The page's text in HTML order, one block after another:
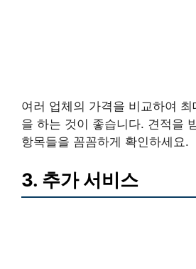
여러 업체의 가격을 비교하여
을 하는 것이 좋습니다. 견적을
항목들을 꼼꼼하게 확인하세요.
3. 추가 서비스